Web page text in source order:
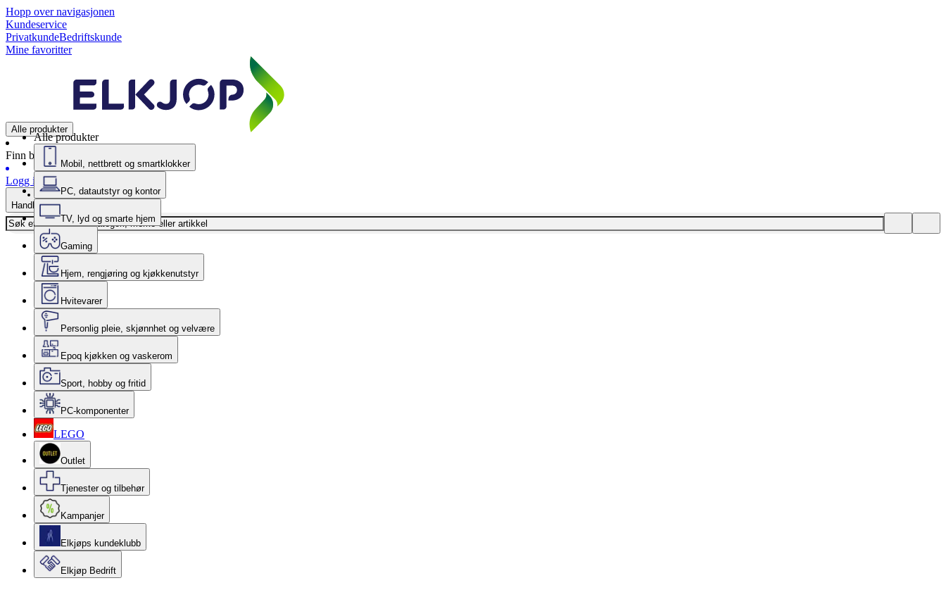
Hopp over navigasjonen
Kundeservice
PrivatkundeBedriftskunde
Mine favoritter
Alle produkter
Finn butikk
Logg inn
Handlekurv
Alle produkter
Mobil, nettbrett og smartklokker
PC, datautstyr og kontor
TV, lyd og smarte hjem
Gaming
Hjem, rengjøring og kjøkkenutstyr
Hvitevarer
Personlig pleie, skjønnhet og velvære
Epoq kjøkken og vaskerom
Sport, hobby og fritid
PC-komponenter
LEGO
Outlet
Tjenester og tilbehør
Kampanjer
Elkjøps kundeklubb
Elkjøp Bedrift